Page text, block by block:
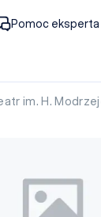
Pomoc eksperta
im. H.